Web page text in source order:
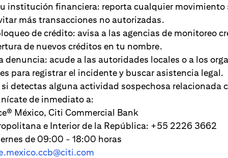
institución financiera: reporta cualquier movimiento
más transacciones no autorizadas.
de crédito: avisa a las agencias de monitoreo
de nuevos créditos en tu nombre.
acude a las autoridades locales o a los
para registrar el incidente y buscar asistencia legal.
detectas alguna actividad sospechosa relacionada
de inmediato a:
Citi Commercial Bank
e Interior de la República: +55 2226 3662
de 09:00 - 18:00 horas